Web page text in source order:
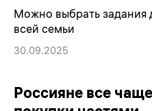
Можно выбрать задания
всей семьи
30.09.2025
Россияне все